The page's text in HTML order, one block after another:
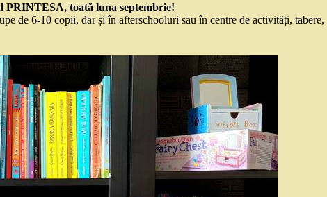
PRINTESA, toată luna septembrie!
de 6-10 copii, dar și în afterschooluri sau în centre de activități, tabere,